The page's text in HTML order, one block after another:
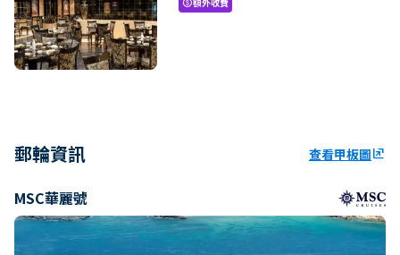
paid
郵輪資訊 查看甲板圖ungroup
MSC華麗號